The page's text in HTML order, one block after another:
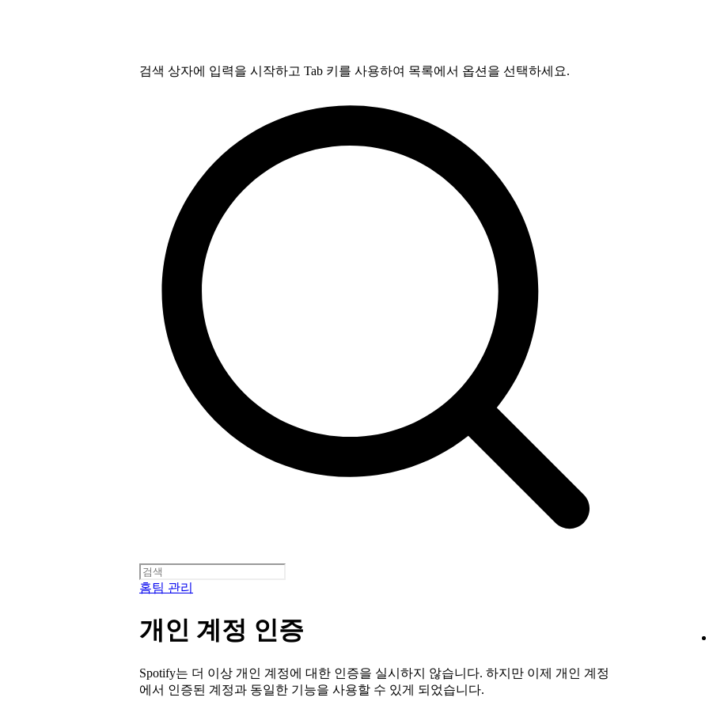
검색 상자에 입력을 시작하고 Tab 키를 사용하여 목록에서 옵션을 선택하세요.
홈팀 관리
개인 계정 인증
Spotify는 더 이상 개인 계정에 대한 인증을 실시하지 않습니다. 하지만 이제 개인 계정
에서 인증된 계정과 동일한 기능을 사용할 수 있게 되었습니다.